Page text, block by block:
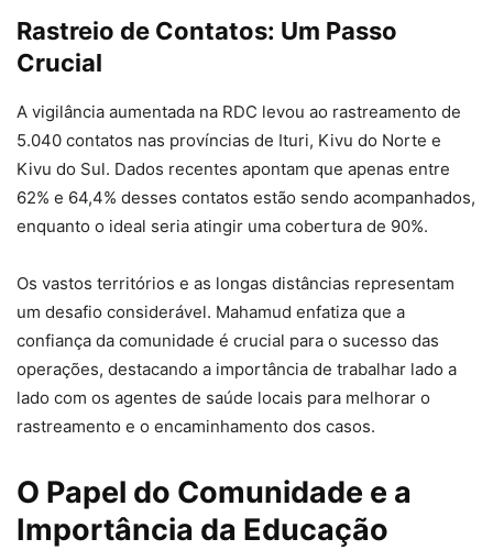
Rastreio de Contatos: Um Passo
Crucial
A vigilância aumentada na RDC levou ao rastreamento de
5.040 contatos nas províncias de Ituri, Kivu do Norte e
Kivu do Sul. Dados recentes apontam que apenas entre
62% e 64,4% desses contatos estão sendo acompanhados,
enquanto o ideal seria atingir uma cobertura de 90%.
Os vastos territórios e as longas distâncias representam
um desafio considerável. Mahamud enfatiza que a
confiança da comunidade é crucial para o sucesso das
operações, destacando a importância de trabalhar lado a
lado com os agentes de saúde locais para melhorar o
rastreamento e o encaminhamento dos casos.
O Papel do Comunidade e a
Importância da Educação